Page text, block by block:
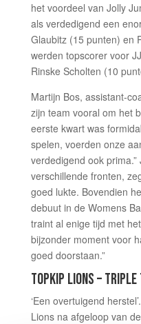
het voordeel van Jolly
als verdedigend een
Glaubitz (15 punten) en
werden topscorer voor
Rinske Scholten (10
Martijn Bos, assistant-
zijn team vooral om het
eerste kwart was
spelen, voerden onze
verdedigend ook
verschillende fronten,
goed lukte. Bovendien
debuut in de Womens
traint al enige tijd met
bijzonder moment voor
goed doorstaan.”
TOPKIP LIONS –
‘Een overtuigend
Lions na afgeloop van